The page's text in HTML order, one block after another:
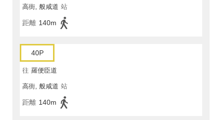
高街, 般咸道 站
距離 140m
40P
往 羅便臣道
高街, 般咸道 站
距離 140m